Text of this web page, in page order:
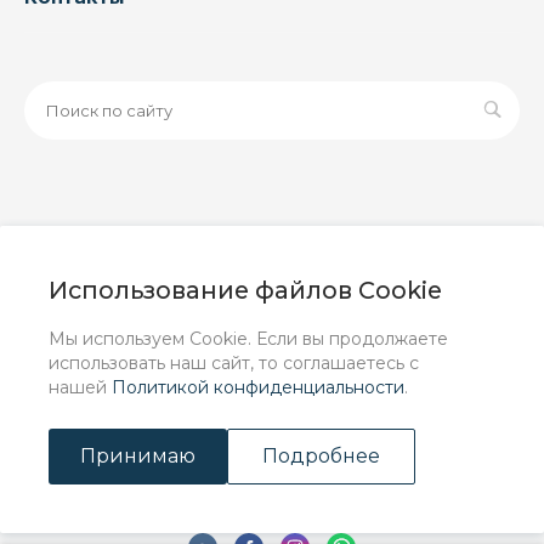
Использование файлов Cookie
Мы используем Cookie. Если вы продолжаете
использовать наш сайт, то соглашаетесь с
нашей Политикой конфиденциальности.
Принимаю Подробнее
информационный характер и ни при каких условиях не
положениями Статьи 437 (2) ГК РФ.